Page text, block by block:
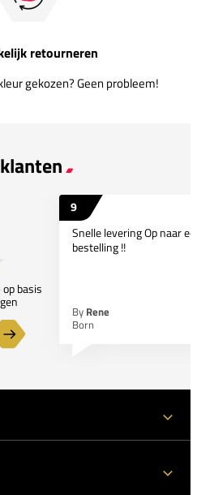
retourneren
gekozen? Geen probleem!
basis
9
Snelle levering Op naar
bestelling !!
By Rene
Born